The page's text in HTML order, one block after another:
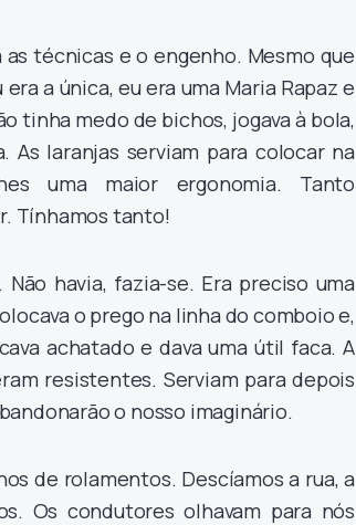
técnicas e o engenho. Mesmo que
a única, eu era uma Maria Rapaz e
tinha medo de bichos, jogava à bola,
As laranjas serviam para colocar na
uma maior ergonomia. Tanto
Tínhamos tanto!
havia, fazia-se. Era preciso uma
o prego na linha do comboio e,
achatado e dava uma útil faca. A
resistentes. Serviam para depois
o nosso imaginário.
de rolamentos. Descíamos a rua, a
Os condutores olhavam para nós